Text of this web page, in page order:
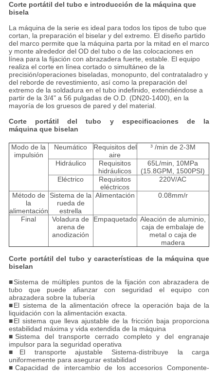
Corte portátil del tubo e introducción de la máquina que
bisela
La máquina de la serie es ideal para todos los tipos de tubo que
cortan, la preparación el biselar y del extremo. El diseño partido
del marco permite que la máquina parta por la mitad en el marco
y monte alrededor del OD del tubo o de las colocaciones en
línea para la fijación con abrazadera fuerte, estable. El equipo
realiza el corte en línea cortado o simultáneo de la
precisión/operaciones biseladas, monopunto, del contrataladro y
del reborde de revestimiento, así como la preparación del
extremo de la soldadura en el tubo indefinido, extendiéndose a
partir de la 3/4" a 56 pulgadas de O.D. (DN20-1400), en la
mayoría de los gruesos de pared y del material.
Corte portátil del tubo y especificaciones de la
máquina que biselan
Modo de la
impulsión
Neumático
Requisitos del
aire
³ /min de 2-3M
Hidráulico
Requisitos
hidráulicos
65L/min, 10MPa
(15.8GPM, 1500PSI)
Eléctrico
Requisitos
eléctricos
220V/AC
Método de
la
alimentación
Sistema de la
rueda de
estrella
Alimentación 0.08mm/r
Final
Voladura de
arena de
anodización
Empaquetado Aleación de aluminio,
caja de embalaje de
metal o caja de
madera
Corte portátil del tubo y características de la máquina que
biselan
■Sistema de múltiples puntos de la fijación con abrazadera de
tubo que puede afianzar con seguridad el equipo con
abrazadera sobre la tubería
■El sistema de la alimentación ofrece la operación baja de la
liquidación con la alimentación exacta.
■El sistema que lleva ajustable de la fricción baja proporciona
estabilidad máxima y vida extendida de la máquina
■Sistema del transporte cerrado completo y del engranaje
impulsor para la seguridad operativa
■El transporte ajustable Sistema-distribuye la carga
uniformemente para asegurar estabilidad
■Capacidad de intercambio de los accesorios Componente-